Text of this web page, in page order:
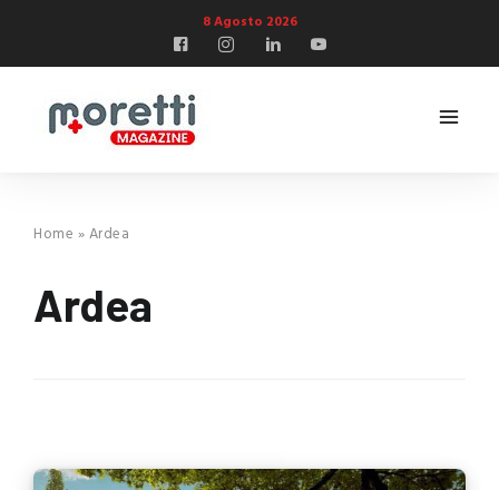
8 Agosto 2026
Home »Ardea
Ardea